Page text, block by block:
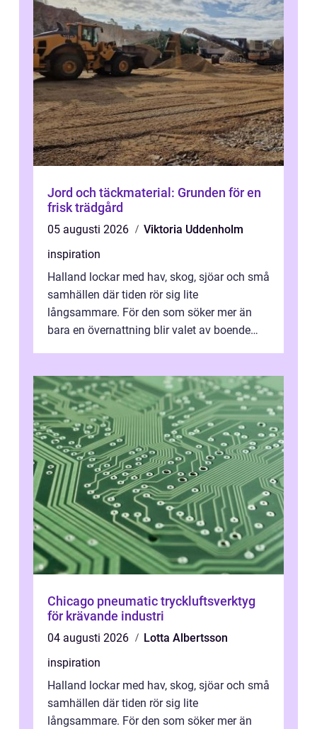
Jord och täckmaterial: Grunden för en
frisk trädgård
05 augusti 2026
Viktoria Uddenholm
inspiration
Halland lockar med hav, skog, sjöar och små
samhällen där tiden rör sig lite
långsammare. För den som söker mer än
bara en övernattning blir valet av boende
Chicago pneumatic tryckluftsverktyg
för krävande industri
04 augusti 2026
Lotta Albertsson
inspiration
Halland lockar med hav, skog, sjöar och små
samhällen där tiden rör sig lite
långsammare. För den som söker mer än